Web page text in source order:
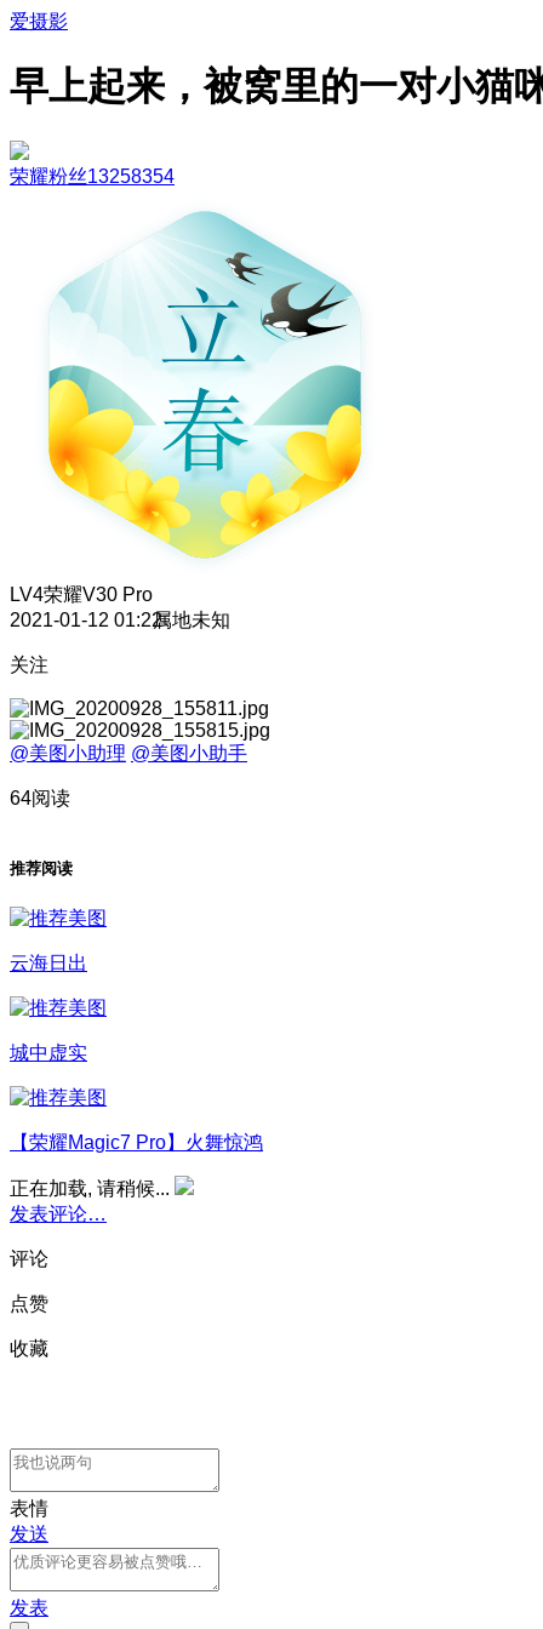
爱摄影
早上起来，被窝里的一对小猫
荣耀粉丝13258354
LV4荣耀V30 Pro
2021-01-12 01:22属地未知
关注
@美图小助理 @美图小助手
64阅读
推荐阅读
云海日出
城中虚实
【荣耀Magic7 Pro】火舞惊鸿
正在加载, 请稍候...
发表评论…
评论
点赞
收藏
表情
发送
发表